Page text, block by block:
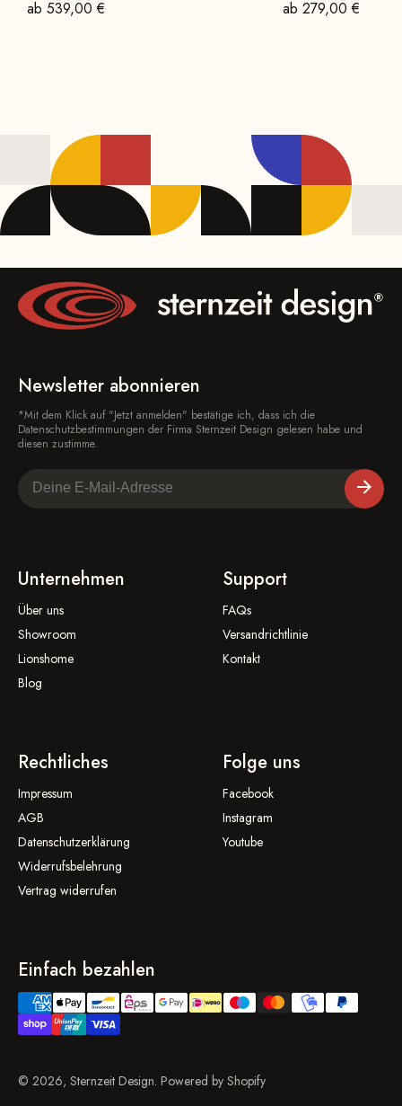
Angebot
ab 539,00 €
Angebot
ab 279,00 €
Newsletter abonnieren
*Mit dem Klick auf "Jetzt anmelden" bestätige ich, dass ich die
Datenschutzbestimmungen der Firma Sternzeit Design gelesen habe und
diesen zustimme.
Unternehmen
Über uns
Showroom
Lionshome
Blog
Support
FAQs
Versandrichtlinie
Kontakt
Rechtliches
Impressum
AGB
Datenschutzerklärung
Widerrufsbelehrung
Vertrag widerrufen
Folge uns
Facebook
Instagram
Youtube
Einfach bezahlen
© 2026, Sternzeit Design. Powered by Shopify